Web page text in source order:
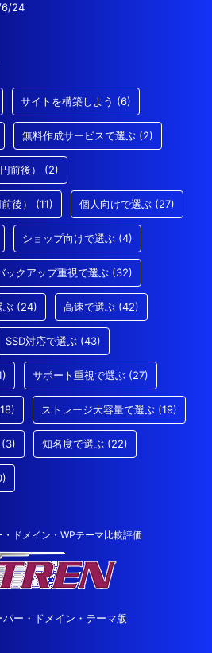
24
サイトを構築しよう (6)
無料作成サービスで選ぶ (2)
前後） (2)
後） (11) 個人向けで選ぶ (27)
ショップ向けで選ぶ (4)
ックアップ重視で選ぶ (32)
ぶ (24) 高速で選ぶ (42)
SSD対応で選ぶ (43)
サポート重視で選ぶ (27)
ストレージ大容量で選ぶ (19)
(3) 知名度で選ぶ (22)
ドメイン・WPテーマ比較評価
ー・ドメイン・テーマ版